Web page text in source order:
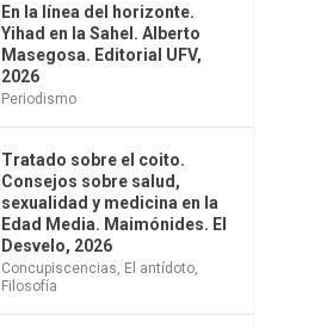
En la línea del horizonte.
Yihad en la Sahel. Alberto
Masegosa. Editorial UFV,
2026
Periodismo
Tratado sobre el coito.
Consejos sobre salud,
sexualidad y medicina en la
Edad Media. Maimónides. El
Desvelo, 2026
Concupiscencias El antídoto
Filosofía